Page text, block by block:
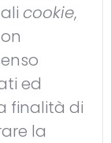
cookie,
ed
finalità di
la